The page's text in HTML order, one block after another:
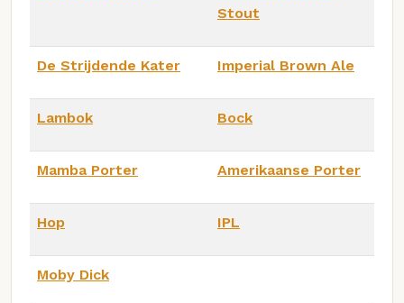
Stout
De Strijdende Kater Imperial Brown Ale
Lambok Bock
Mamba Porter Amerikaanse Porter
Hop IPL
Moby Dick